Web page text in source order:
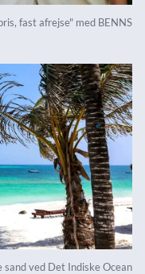
fast afrejse" med BENNS
ved Det Indiske Ocean